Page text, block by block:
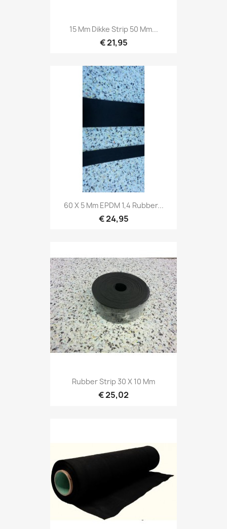
15 Mm Dikke Strip 50 Mm...
€ 21,95
60 X 5 Mm EPDM 1,4 Rubber...
€ 24,95
Rubber Strip 30 X 10 Mm
€ 25,02